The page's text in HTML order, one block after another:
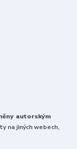
autorským
na jiných webech,